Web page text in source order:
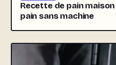
Recette de pain
pain sans machine